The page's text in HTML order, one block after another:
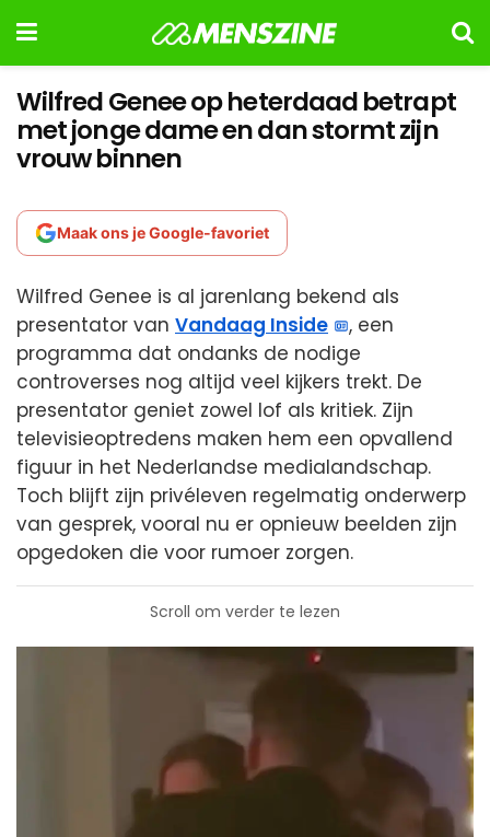
Wilfred Genee op heterdaad betrapt
met jonge dame en dan stormt zijn
vrouw binnen
Maak ons je Google-favoriet
Wilfred Genee is al jarenlang bekend als
presentator van Vandaag Inside
, een
programma dat ondanks de nodige
controverses nog altijd veel kijkers trekt. De
presentator geniet zowel lof als kritiek. Zijn
televisieoptredens maken hem een opvallend
figuur in het Nederlandse medialandschap.
Toch blijft zijn privéleven regelmatig onderwerp
van gesprek, vooral nu er opnieuw beelden zijn
opgedoken die voor rumoer zorgen.
Scroll om verder te lezen